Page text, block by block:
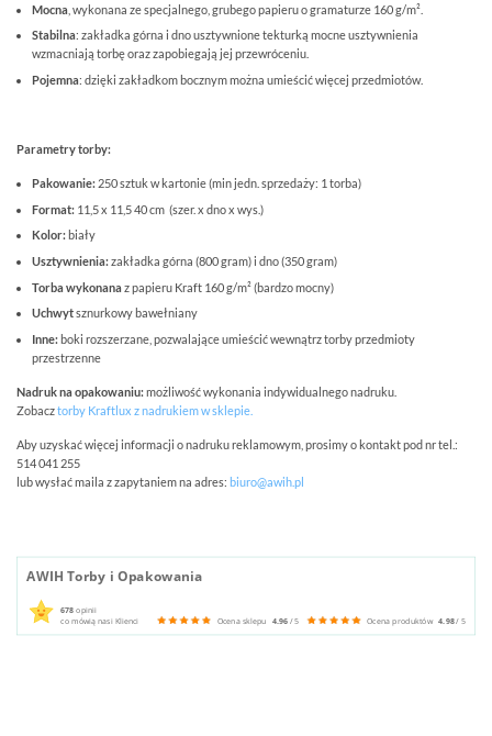
Mocna , wykonana ze specjalnego, grubego papieru o gramaturze 160 g/m².
Stabilna: zakładka górna i dno usztywnione tekturką mocne usztywnienia
wzmacniają torbę oraz zapobiegają jej przewróceniu.
Pojemna: dzięki zakładkom bocznym można umieścić więcej przedmiotów.
Parametry torby:
Pakowanie: 250 sztuk w kartonie (min jedn. sprzedaży: 1 torba)
Format: 11,5 x 11,5 40 cm (szer. x dno x wys.)
Kolor: biały
Usztywnienia:zakładka górna (800 gram) i dno (350 gram)
Torba wykonanaz papieru Kraft 160 g/m² (bardzo mocny)
Uchwytsznurkowy bawełniany
Inne:boki rozszerzane, pozwalające umieścić wewnątrz torby przedmioty
przestrzenne
Nadruk na opakowaniu:możliwość wykonania indywidualnego nadruku.
Zobacztorby Kraftlux z nadrukiem w sklepie.
Aby uzyskać więcej informacji o nadruku reklamowym, prosimy o kontakt pod nr tel.:
514 041 255
lub wysłać maila z zapytaniem na adres: biuro@awih.pl
AWIH Torby i Opakowania
678 opinii
co mówią nasi Klienci
Ocena sklepu 4.96/ 5 Ocena produktów 4.98/ 5